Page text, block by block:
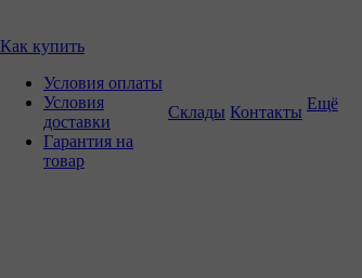
Как купить
Условия оплаты
Условия
доставки
Гарантия на
товар
Склады Контакты Ещё